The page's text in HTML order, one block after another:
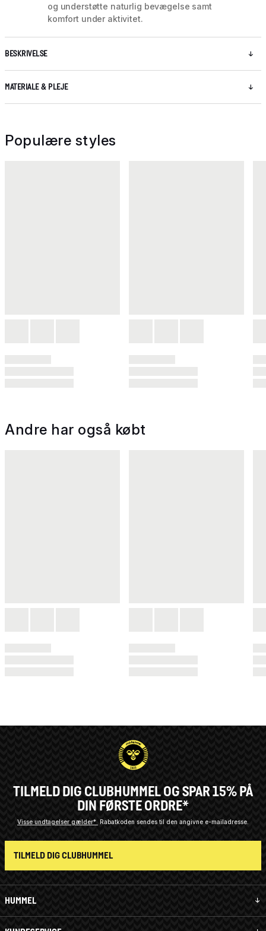
og understøtte naturlig bevægelse samt
komfort under aktivitet.
BESKRIVELSE
MATERIALE & PLEJE
Populære styles
Andre har også købt
HUMMEL
TILMELD DIG CLUBHUMMEL OG SPAR 15% PÅ
DIN FØRSTE ORDRE*
Visse undtagelser gælder* Rabatkoden sendes til den angivne e-mailadresse.
TILMELD DIG CLUBHUMMEL